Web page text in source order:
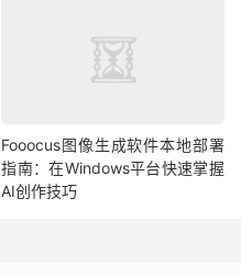
Fooocus图像生成软件本地部署
指南：在Windows平台快速掌握
AI创作技巧